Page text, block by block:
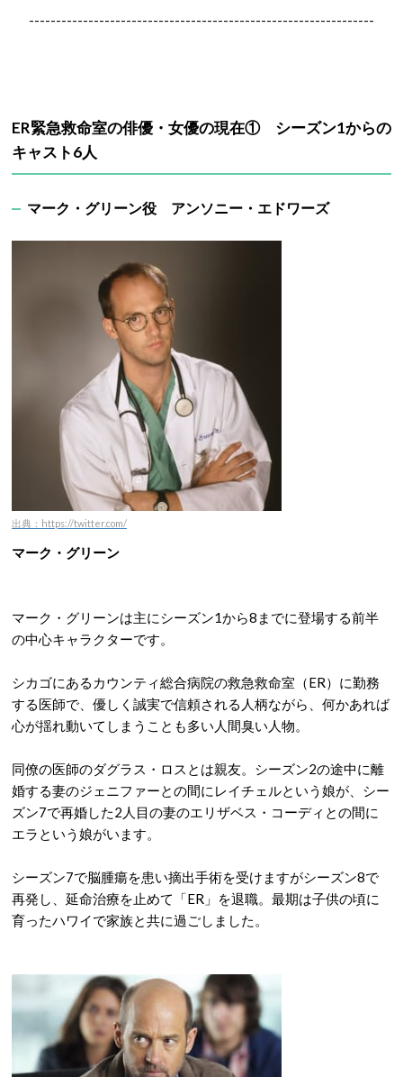
----------------------------------------------------------------
ER緊急救命室の俳優・女優の現在① シーズン1からの
キャスト6人
マーク・グリーン役 アンソニー・エドワーズ
出典：https://twitter.com/
マーク・グリーン
マーク・グリーンは主にシーズン1から8までに登場する前半
の中心キャラクターです。
シカゴにあるカウンティ総合病院の救急救命室（ER）に勤務
する医師で、優しく誠実で信頼される人柄ながら、何かあれば
心が揺れ動いてしまうことも多い人間臭い人物。
同僚の医師のダグラス・ロスとは親友。シーズン2の途中に離
婚する妻のジェニファーとの間にレイチェルという娘が、シー
ズン7で再婚した2人目の妻のエリザベス・コーディとの間に
エラという娘がいます。
シーズン7で脳腫瘍を患い摘出手術を受けますがシーズン8で
再発し、延命治療を止めて「ER」を退職。最期は子供の頃に
育ったハワイで家族と共に過ごしました。